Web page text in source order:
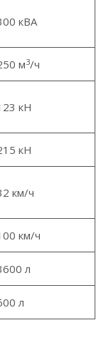
кВА
м3/ч
кН
кН
км/ч
км/ч
л
л